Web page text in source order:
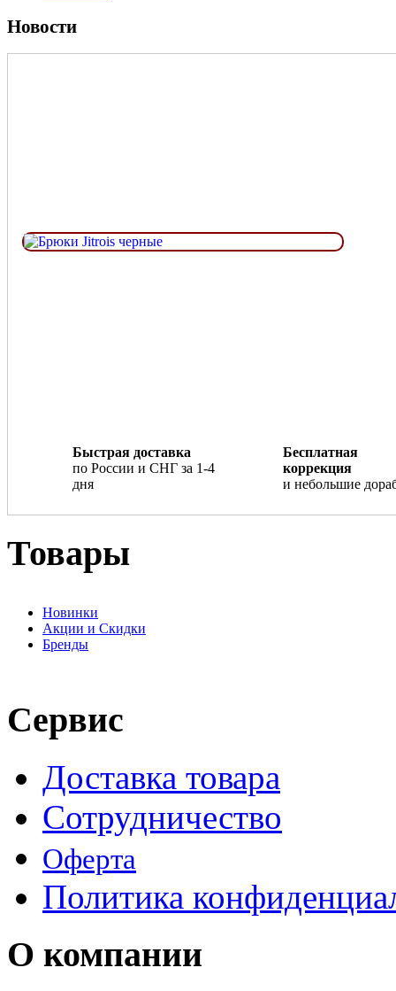
Новости
Быстрая доставка
по России и СНГ за 1-4
дня
Бесплатная
коррекция
и небольшие
Товары
Новинки
Акции и Скидки
Бренды
Сервис
Доставка товара
Сотрудничество
Оферта
Политика
О компании